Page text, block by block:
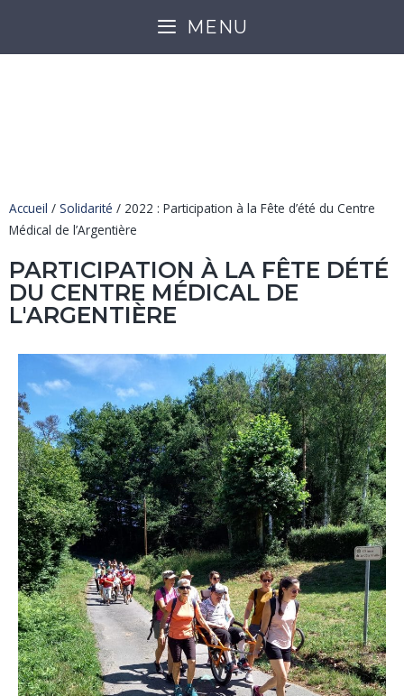
MENU
Accueil / Solidarité / 2022 : Participation à la Fête d’été du Centre
Médical de l’Argentière
PARTICIPATION À LA FÊTE DÉTÉ
DU CENTRE MÉDICAL DE
L'ARGENTIÈRE